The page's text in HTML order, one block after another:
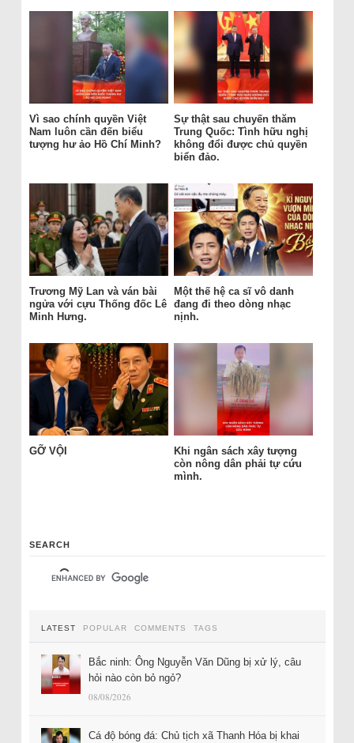
Vì sao chính quyền Việt
Nam luôn cần đến biểu
tượng hư ảo Hồ Chí Minh?
Sự thật sau chuyến thăm
Trung Quốc: Tình hữu nghị
không đổi được chủ quyền
biển đảo.
Trương Mỹ Lan và ván bài
ngửa với cựu Thống đốc Lê
Minh Hưng.
Một thế hệ ca sĩ vô danh
đang đi theo dòng nhạc
nịnh.
GỠ VỘI
Khi ngân sách xây tượng
còn nông dân phải tự cứu
mình.
SEARCH
LATEST POPULAR COMMENTS TAGS
Bắc ninh: Ông Nguyễn Văn Dũng bị xử lý, câu
hỏi nào còn bỏ ngỏ?
08/08/2026
Cá độ bóng đá: Chủ tịch xã Thanh Hóa bị khai